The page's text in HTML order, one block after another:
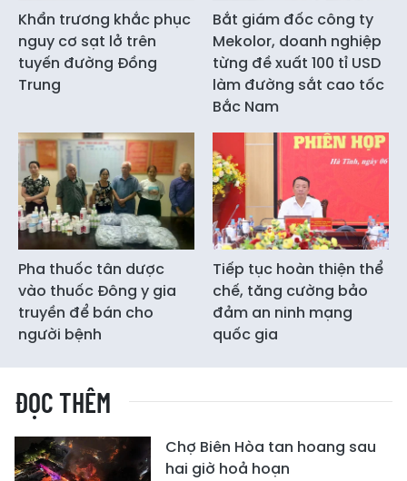
Khẩn trương khắc phục
nguy cơ sạt lở trên
tuyến đường Đồng
Trung
Bắt giám đốc công ty
Mekolor, doanh nghiệp
từng đề xuất 100 tỉ USD
làm đường sắt cao tốc
Bắc Nam
Pha thuốc tân dược
vào thuốc Đông y gia
truyền để bán cho
người bệnh
Tiếp tục hoàn thiện thể
chế, tăng cường bảo
đảm an ninh mạng
quốc gia
ĐỌC THÊM
Chợ Biên Hòa tan hoang sau
hai giờ hoả hoạn